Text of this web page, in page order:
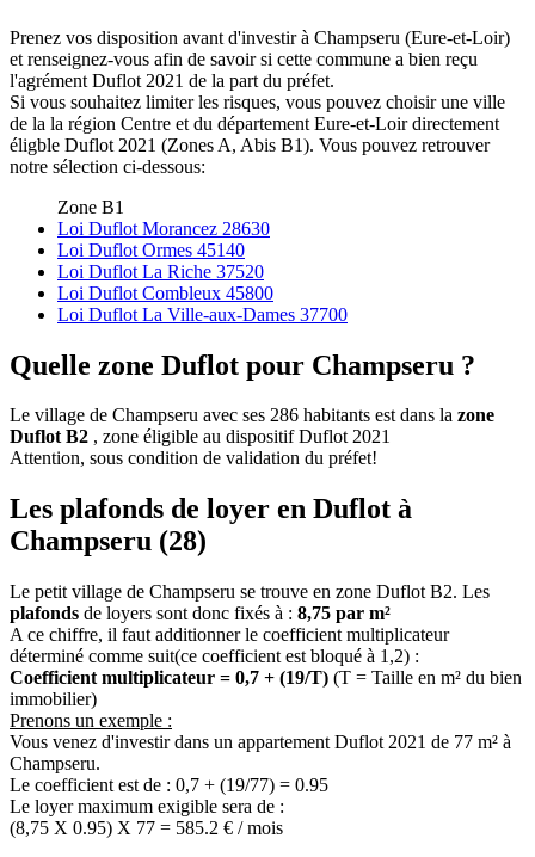
Prenez vos disposition avant d'investir à Champseru (Eure-et-Loir)
et renseignez-vous afin de savoir si cette commune a bien reçu
l'agrément Duflot 2021 de la part du préfet.
Si vous souhaitez limiter les risques, vous pouvez choisir une ville
de la la région Centre et du département Eure-et-Loir directement
éligble Duflot 2021 (Zones A, Abis B1). Vous pouvez retrouver
notre sélection ci-dessous:
Zone B1
Loi Duflot Morancez 28630
Loi Duflot Ormes 45140
Loi Duflot La Riche 37520
Loi Duflot Combleux 45800
Loi Duflot La Ville-aux-Dames 37700
Quelle zone Duflot pour Champseru ?
Le village de Champseru avec ses 286 habitants est dans la zone
Duflot B2 , zone éligible au dispositif Duflot 2021
Attention, sous condition de validation du préfet!
Les plafonds de loyer en Duflot à
Champseru (28)
Le petit village de Champseru se trouve en zone Duflot B2. Les
plafonds de loyers sont donc fixés à : 8,75 par m²
A ce chiffre, il faut additionner le coefficient multiplicateur
déterminé comme suit(ce coefficient est bloqué à 1,2) :
Coefficient multiplicateur = 0,7 + (19/T) (T = Taille en m² du bien
immobilier)
Prenons un exemple :
Vous venez d'investir dans un appartement Duflot 2021 de 77 m² à
Champseru.
Le coefficient est de : 0,7 + (19/77) = 0.95
Le loyer maximum exigible sera de :
(8,75 X 0.95) X 77 = 585.2 € / mois